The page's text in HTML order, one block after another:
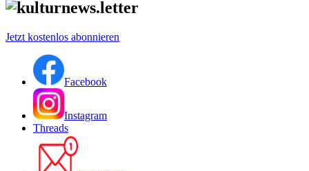
Jetzt kostenlos abonnieren
Facebook
Instagram
Threads